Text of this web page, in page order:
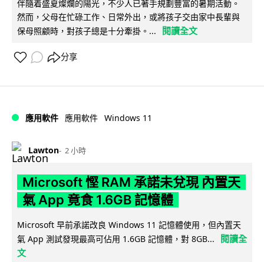
伴隨着盛夏燦爛的陽光，不少人已著手規劃豐富的暑期活動。
然而，父母在忙碌工作、日常外出，或將孩子交由家中長輩與
保母照顧時，對孩子總是十分牽掛。...
閱讀全文
分享
應用軟件 應用軟件 Windows 11
Lawton 2 小時
Microsoft 慳 RAM 承諾未兌現 內置天
氣 App 竟食 1.6GB 記憶體
Microsoft 早前承諾改良 Windows 11 記憶體使用，但內置天
氣 App 測試發現最高可佔用 1.6GB 記憶體，對 8GB...
閱讀全
文